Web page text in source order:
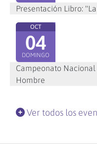
Presentación Libro:
OCT
04
DOMINGO
Campeonato Nacional
Hombre
Ver todos los